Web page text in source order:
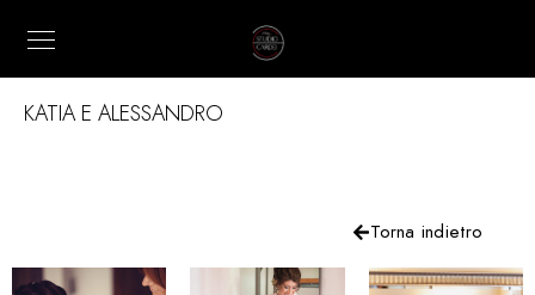
KATIA E ALESSANDRO
Torna indietro